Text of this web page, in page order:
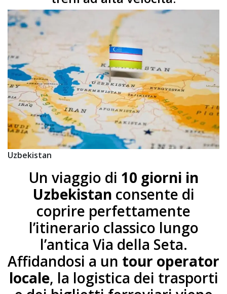
Uzbekistan
Un viaggio di 10 giorni in
Uzbekistan consente di
coprire perfettamente
l’itinerario classico lungo
l’antica Via della Seta.
Affidandosi a un tour operator
locale, la logistica dei trasporti